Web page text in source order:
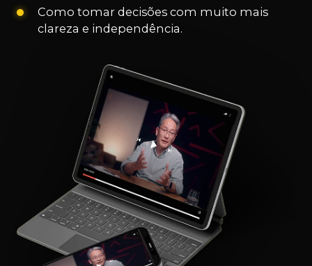
Como tomar decisões com muito mais
clareza e independência.